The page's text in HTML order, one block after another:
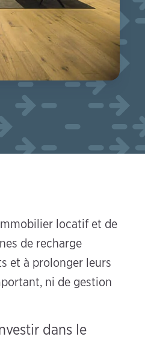
locatif et de
de recharge
et à prolonger leurs
ni de gestion
dans le